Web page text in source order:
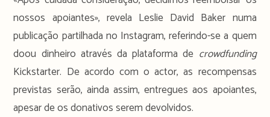
nossos apoiantes», revela Leslie David Baker numa
publicação partilhada no Instagram, referindo-se a quem
doou dinheiro através da plataforma de crowdfunding
Kickstarter. De acordo com o actor, as recompensas
previstas serão, ainda assim, entregues aos apoiantes,
apesar de os donativos serem devolvidos.